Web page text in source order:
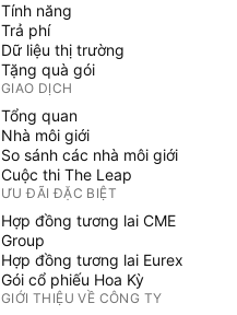
Tính năng
Trả phí
Dữ liệu thị trường
Tặng quà gói
GIAO DỊCH
Tổng quan
Nhà môi giới
So sánh các nhà môi giới
Cuộc thi The Leap
ƯU ĐÃI ĐẶC BIỆT
Hợp đồng tương lai CME
Group
Hợp đồng tương lai Eurex
Gói cổ phiếu Hoa Kỳ
GIỚI THIỆU VỀ CÔNG TY